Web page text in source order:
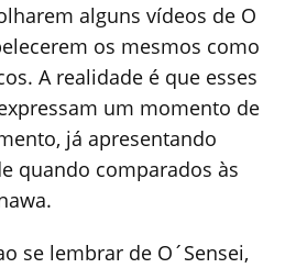
alguns vídeos de O
os mesmos como
A realidade é que esses
um momento de
já apresentando
quando comparados às
se lembrar de O´Sensei,